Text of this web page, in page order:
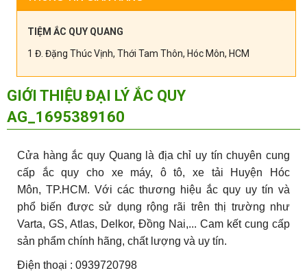
TIỆM ẮC QUY QUANG
1 Đ. Đặng Thúc Vịnh, Thới Tam Thôn, Hóc Môn, HCM
GIỚI THIỆU ĐẠI LÝ ẮC QUY
AG_1695389160
Cửa hàng ắc quy Quang là địa chỉ uy tín chuyên cung
cấp ắc quy cho xe máy, ô tô, xe tải Huyện Hóc
Môn, TP.HCM. Với các thương hiệu ắc quy uy tín và
phổ biến được sử dụng rộng rãi trên thị trường như
Varta, GS, Atlas, Delkor, Đồng Nai,... Cam kết cung cấp
sản phẩm chính hãng, chất lượng và uy tín.
Điện thoại : 0939720798